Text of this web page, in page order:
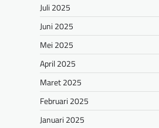
Juli 2025
Juni 2025
Mei 2025
April 2025
Maret 2025
Februari 2025
Januari 2025